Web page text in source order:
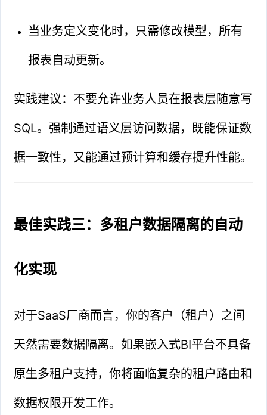
当业务定义变化时，只需修改模型，所有
报表自动更新。
实践建议：不要允许业务人员在报表层随意写
SQL。强制通过语义层访问数据，既能保证数
据一致性，又能通过预计算和缓存提升性能。
最佳实践三：多租户数据隔离的自动
化实现
对于SaaS厂商而言，你的客户（租户）之间
天然需要数据隔离。如果嵌入式BI平台不具备
原生多租户支持，你将面临复杂的租户路由和
数据权限开发工作。